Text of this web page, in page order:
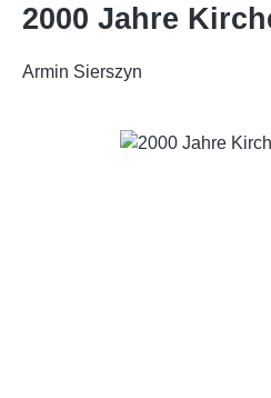
2000 Jahre
Armin Sierszyn
Bildergalerie überspringen